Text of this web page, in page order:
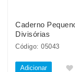
Caderno
Divisórias
Código: 05043
Adicionar